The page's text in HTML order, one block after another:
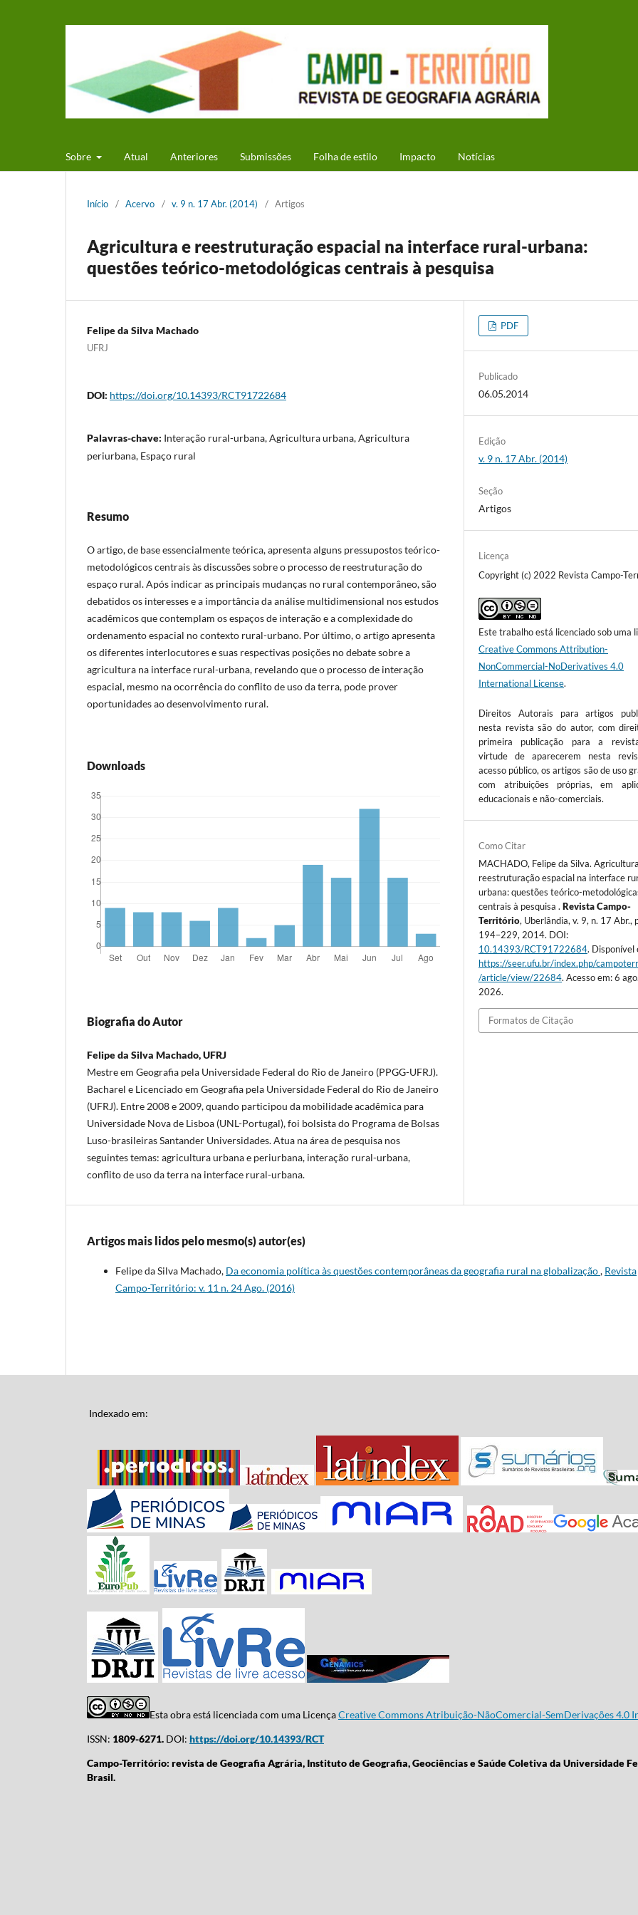
Sobre Atual Anteriores Submissões Folha de estilo Impacto Notícias
Início / Acervo / v. 9 n. 17 Abr. (2014) / Artigos
Agricultura e reestruturação espacial na interface rural-urbana:
questões teórico-metodológicas centrais à pesquisa
Felipe da Silva Machado
UFRJ
DOI: https://doi.org/10.14393/RCT91722684
Palavras-chave: Interação rural-urbana, Agricultura urbana, Agricultura
periurbana, Espaço rural
Resumo
O artigo, de base essencialmente teórica, apresenta alguns pressupostos teórico-
metodológicos centrais às discussões sobre o processo de reestruturação do
espaço rural. Após indicar as principais mudanças no rural contemporâneo, são
debatidos os interesses e a importância da análise multidimensional nos estudos
acadêmicos que contemplam os espaços de interação e a complexidade do
ordenamento espacial no contexto rural-urbano. Por último, o artigo apresenta
os diferentes interlocutores e suas respectivas posições no debate sobre a
agricultura na interface rural-urbana, revelando que o processo de interação
espacial, mesmo na ocorrência do conflito de uso da terra, pode prover
oportunidades ao desenvolvimento rural.
Downloads
Biografia do Autor
Felipe da Silva Machado, UFRJ
Mestre em Geografia pela Universidade Federal do Rio de Janeiro (PPGG-UFRJ).
Bacharel e Licenciado em Geografia pela Universidade Federal do Rio de Janeiro
(UFRJ). Entre 2008 e 2009, quando participou da mobilidade acadêmica para
Universidade Nova de Lisboa (UNL-Portugal), foi bolsista do Programa de Bolsas
Luso-brasileiras Santander Universidades. Atua na área de pesquisa nos
seguintes temas: agricultura urbana e periurbana, interação rural-urbana,
conflito de uso da terra na interface rural-urbana.
PDF
Publicado
06.05.2014
Edição
v. 9 n. 17 Abr. (2014)
Seção
Artigos
Licença
Copyright (c) 2022 Revista Campo-
Este trabalho está licenciado sob uma
Creative Commons Attribution-
NonCommercial-NoDerivatives 4.0
International License.
Direitos Autorais para artigos
nesta revista são do autor, com
primeira publicação para a
virtude de aparecerem nesta
acesso público, os artigos são de uso
com atribuições próprias, em
educacionais e não-comerciais.
Como Citar
MACHADO, Felipe da Silva.
reestruturação espacial na interface
urbana: questões teórico-
centrais à pesquisa .Revista Campo-
Território, Uberlândia, v. 9, n. 17 Abr.,
194–229, 2014. DOI:
10.14393/RCT91722684. Disponível
https://seer.ufu.br/index.php/
/article/view/22684. Acesso em: 6 ago.
2026.
Formatos de Citação
Artigos mais lidos pelo mesmo(s) autor(es)
Felipe da Silva Machado, Da economia política às questões contemporâneas da geografia rural na globalização, Revista
Campo-Território: v. 11 n. 24 Ago. (2016)
Indexado em:
Esta obra está licenciada com uma LicençaCreative Commons Atribuição-NãoComercial-SemDerivações 4.0
ISSN: 1809-6271. DOI: https://doi.org/10.14393/RCT
Campo-Território: revista de Geografia Agrária, Instituto de Geografia, Geociências e Saúde Coletiva da Universidade
Brasil.